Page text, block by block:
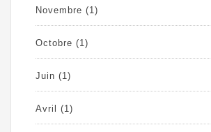
Novembre (1)
Octobre (1)
Juin (1)
Avril (1)